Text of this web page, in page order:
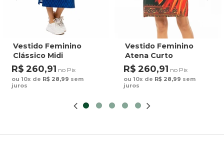
Vestido Feminino
Clássico Midi
Estampado Maxi
Arara Fundo Azul
R$ 260,91 no Pix
ou 10x de R$ 28,99 sem
juros
Vestido Feminino
Atena Curto
Estampado Cocares
Barrado Fundo Verde
R$ 260,91 no Pix
ou 10x de R$ 28,99 sem
juros